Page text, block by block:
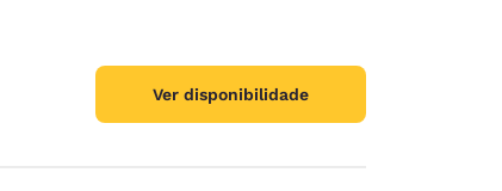
Ver disponibilidade